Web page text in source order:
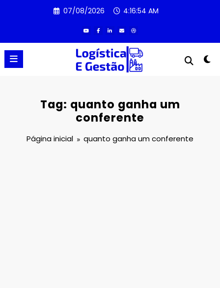
07/08/2026 4:16:54 AM
Tag: quanto ganha um
conferente
Página inicial quanto ganha um conferente